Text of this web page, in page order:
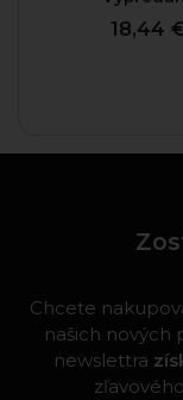
18,44
Chcete
našich nových
newslettra